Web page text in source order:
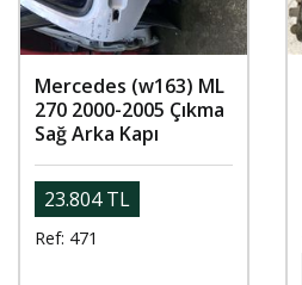
Mercedes (w163) ML
270 2000-2005 Çıkma
Sağ Arka Kapı
23.804 TL
Ref: 471